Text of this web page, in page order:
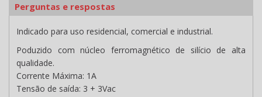
Perguntas e respostas
Indicado para uso residencial, comercial e industrial.
Poduzido com núcleo ferromagnético de silício de alta
qualidade.
Corrente Máxima: 1A
Tensão de saída: 3 + 3Vac